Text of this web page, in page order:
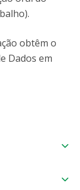
obtêm o
Dados em